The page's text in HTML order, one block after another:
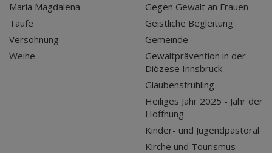
Maria Magdalena
Taufe
Versöhnung
Weihe
Gegen Gewalt an Frauen
Geistliche Begleitung
Gemeinde
Gewaltprävention in der
Diözese Innsbruck
Glaubensfrühling
Heiliges Jahr 2025 - Jahr der
Hoffnung
Kinder- und Jugendpastoral
Kirche und Tourismus